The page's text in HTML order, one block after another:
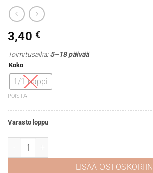
3,40 €
Toimitusaika:5–18 päivää
Koko
1/1 nappi
POISTA
Varasto loppu
White Nights akvarelli 408 Burnt umber määrä
LISÄÄ OSTOSKORIIN